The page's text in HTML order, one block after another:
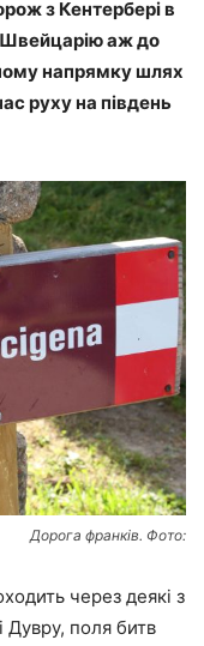
з Кентербері в
аж до
напрямку шлях
руху на південь
Дорога франків. Фото:
через деякі з
Дувру, поля битв